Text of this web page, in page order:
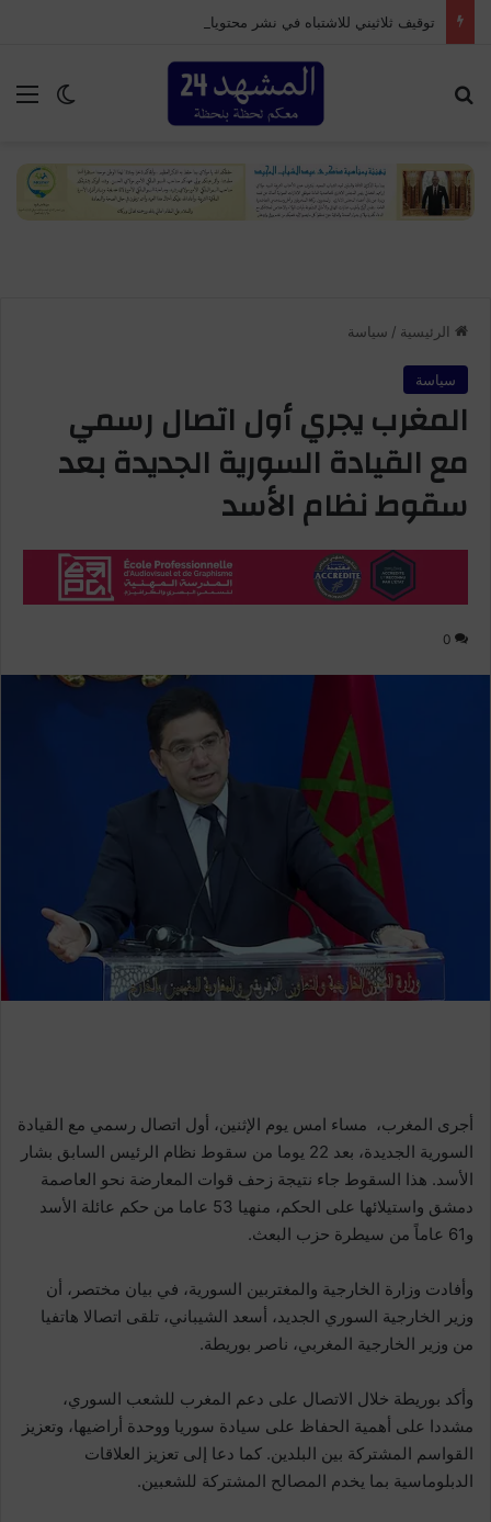
الوضع
الرئيسية / سياسة
سياسة
المغرب يجري أول اتصال رسمي
مع القيادة السورية الجديدة بعد
سقوط نظام الأسد
0
أجرى المغرب، مساء امس يوم الإثنين، أول اتصال رسمي مع القيادة
السورية الجديدة، بعد 22 يوما من سقوط نظام الرئيس السابق بشار
الأسد. هذا السقوط جاء نتيجة زحف قوات المعارضة نحو العاصمة
دمشق واستيلائها على الحكم، منهيا 53 عاما من حكم عائلة الأسد
و61 عاماً من سيطرة حزب البعث.
وأفادت وزارة الخارجية والمغتربين السورية، في بيان مختصر، أن
وزير الخارجية السوري الجديد، أسعد الشيباني، تلقى اتصالا هاتفيا
من وزير الخارجية المغربي، ناصر بوريطة.
وأكد بوريطة خلال الاتصال على دعم المغرب للشعب السوري،
مشددا على أهمية الحفاظ على سيادة سوريا ووحدة أراضيها، وتعزيز
القواسم المشتركة بين البلدين. كما دعا إلى تعزيز العلاقات
الدبلوماسية بما يخدم المصالح المشتركة للشعبين.